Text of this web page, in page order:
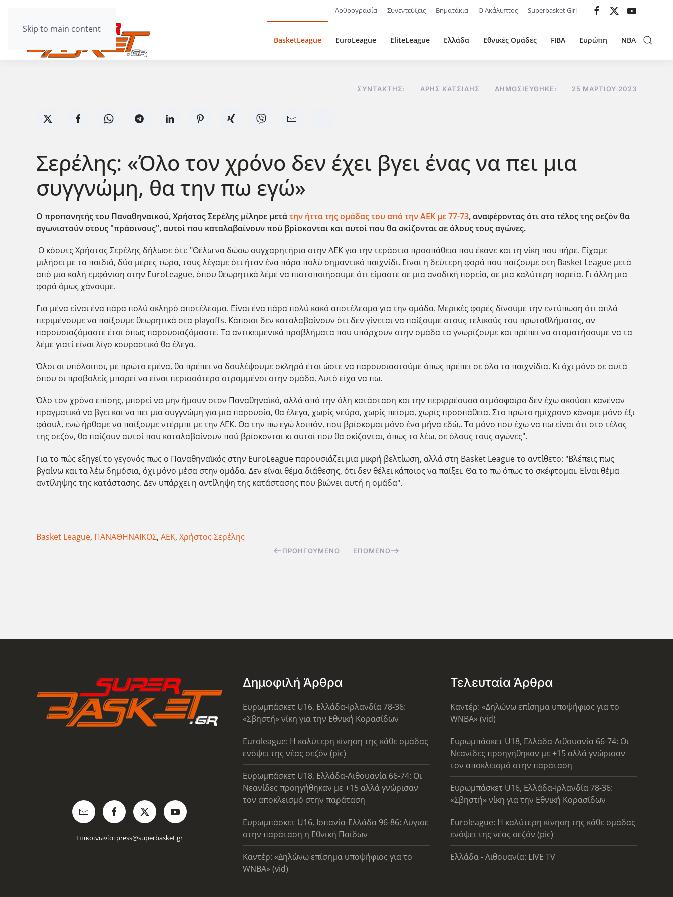
Skip to main content
Αρθρογραφία Συνεντεύξεις Βηματάκια Ο Ακάλυπτος Superbasket Girl
BasketLeague EuroLeague EliteLeague Ελλάδα Εθνικές Ομάδες FIBA Ευρώπη NBA
ΣΥΝΤΆΚΤΗΣ: ΆΡΗΣ ΚΑΤΣΊΔΗΣ ΔΗΜΟΣΙΕΎΘΗΚΕ: 25 ΜΑΡΤΊΟΥ 2023
Σερέλης: «Όλο τον χρόνο δεν έχει βγει ένας να πει μια
συγγνώμη, θα την πω εγώ»
Ο προπονητής του Παναθηναικού, Χρήστος Σερέλης μίλησε μετάτην ήττα της ομάδας του από την ΑΕΚ με 77-73, αναφέροντας ότι στο τέλος της σεζόν θα
αγωνιστούν στους "πράσινους", αυτοί που καταλαβαίνουν πού βρίσκονται και αυτοί που θα σκίζονται σε όλους τους αγώνες.
Ο κόουτς Χρήστος Σερέλης δήλωσε ότι: "Θέλω να δώσω συγχαρητήρια στην ΑΕΚ για την τεράστια προσπάθεια που έκανε και τη νίκη που πήρε. Είχαμε
μιλήσει με τα παιδιά, δύο μέρες τώρα, τους λέγαμε ότι ήταν ένα πάρα πολύ σημαντικό παιχνίδι. Είναι η δεύτερη φορά που παίζουμε στη Basket League μετά
από μια καλή εμφάνιση στην EuroLeague, όπου θεωρητικά λέμε να πιστοποιήσουμε ότι είμαστε σε μια ανοδική πορεία, σε μια καλύτερη πορεία. Γι άλλη μια
φορά όμως χάνουμε.
Για μένα είναι ένα πάρα πολύ σκληρό αποτέλεσμα. Είναι ένα πάρα πολύ κακό αποτέλεσμα για την ομάδα. Μερικές φορές δίνουμε την εντύπωση ότι απλά
περιμένουμε να παίξουμε θεωρητικά στα playoffs. Κάποιοι δεν καταλαβαίνουν ότι δεν γίνεται να παίξουμε στους τελικούς του πρωταθλήματος, αν
παρουσιαζόμαστε έτσι όπως παρουσιαζόμαστε. Τα αντικειμενικά προβλήματα που υπάρχουν στην ομάδα τα γνωρίζουμε και πρέπει να σταματήσουμε να τα
λέμε γιατί είναι λίγο κουραστικό θα έλεγα.
Όλοι οι υπόλοιποι, με πρώτο εμένα, θα πρέπει να δουλέψουμε σκληρά έτσι ώστε να παρουσιαστούμε όπως πρέπει σε όλα τα παιχνίδια. Κι όχι μόνο σε αυτά
όπου οι προβολείς μπορεί να είναι περισσότερο στραμμένοι στην ομάδα. Αυτό είχα να πω.
Όλο τον χρόνο επίσης, μπορεί να μην ήμουν στον Παναθηναϊκό, αλλά από την όλη κατάσταση και την περιρρέουσα ατμόσφαιρα δεν έχω ακούσει κανέναν
πραγματικά να βγει και να πει μια συγγνώμη για μια παρουσία, θα έλεγα, χωρίς νεύρο, χωρίς πείσμα, χωρίς προσπάθεια. Στο πρώτο ημίχρονο κάναμε μόνο έξι
φάουλ, ενώ ήρθαμε να παίξουμε ντέρμπι με την ΑΕΚ. Θα την πω εγώ λοιπόν, που βρίσκομαι μόνο ένα μήνα εδώ,. Το μόνο που έχω να πω είναι ότι στο τέλος
της σεζόν, θα παίζουν αυτοί που καταλαβαίνουν πού βρίσκονται κι αυτοί που θα σκίζονται, όπως το λέω, σε όλους τους αγώνες".
Για το πώς εξηγεί το γεγονός πως ο Παναθηναϊκός στην EuroLeague παρουσιάζει μια μικρή βελτίωση, αλλά στη Basket League το αντίθετο: "Βλέπεις πως
βγαίνω και τα λέω δημόσια, όχι μόνο μέσα στην ομάδα. Δεν είναι θέμα διάθεσης, ότι δεν θέλει κάποιος να παίξει. Θα το πω όπως το σκέφτομαι. Είναι θέμα
αντίληψης της κατάστασης. Δεν υπάρχει η αντίληψη της κατάστασης που βιώνει αυτή η ομάδα".
Basket League, ΠΑΝΑΘΗΝΑΪΚΟΣ, ΑΕΚ, Χρήστος Σερέλης
ΠΡΟΗΓΟΎΜΕΝΟ ΕΠΌΜΕΝΟ
Επικοινωνία: press@superbasket.gr
Δημοφιλή Άρθρα
Ευρωμπάσκετ U16, Ελλάδα-Ιρλανδία 78-36:
«Σβηστή» νίκη για την Εθνική Κορασίδων
Euroleague: Η καλύτερη κίνηση της κάθε ομάδας
ενόψει της νέας σεζόν (pic)
Ευρωμπάσκετ U18, Ελλάδα-Λιθουανία 66-74: Οι
Νεανίδες προηγήθηκαν με +15 αλλά γνώρισαν
τον αποκλεισμό στην παράταση
Ευρωμπάσκετ U16, Ισπανία-Ελλάδα 96-86: Λύγισε
στην παράταση η Εθνική Παίδων
Καντέρ: «Δηλώνω επίσημα υποψήφιος για το
WNBA» (vid)
Τελευταία Άρθρα
Καντέρ: «Δηλώνω επίσημα υποψήφιος για το
WNBA» (vid)
Ευρωμπάσκετ U18, Ελλάδα-Λιθουανία 66-74: Οι
Νεανίδες προηγήθηκαν με +15 αλλά γνώρισαν
τον αποκλεισμό στην παράταση
Ευρωμπάσκετ U16, Ελλάδα-Ιρλανδία 78-36:
«Σβηστή» νίκη για την Εθνική Κορασίδων
Euroleague: Η καλύτερη κίνηση της κάθε ομάδας
ενόψει της νέας σεζόν (pic)
Ελλάδα - Λιθουανία: LIVE TV